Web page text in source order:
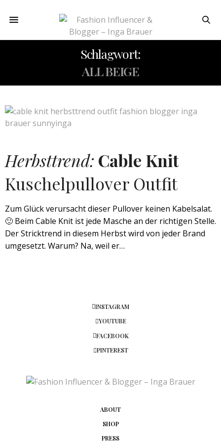
Schlagwort:
ALL BEIGE
Herbsttrend:Cable Knit
Kuschelpullover Outfit
Zum Glück verursacht dieser Pullover keinen Kabelsalat.
🙂 Beim Cable Knit ist jede Masche an der richtigen Stelle.
Der Stricktrend in diesem Herbst wird von jeder Brand
umgesetzt. Warum? Na, weil er…
INSTAGRAM
YOUTUBE
FACEBOOK
PINTEREST
ABOUT
SHOP
PRESS